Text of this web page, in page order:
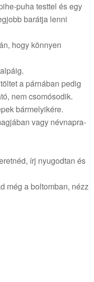
puha testtel és egy
barátja lenni
hogy könnyen
a párnában pedig
nem csomósodik.
bármelyikére.
vagy névnapra-
írj nyugodtan és
még a boltomban, nézz